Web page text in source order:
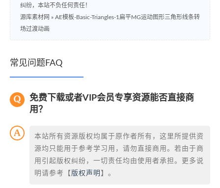
纠纷，本站不负任何责任！
源库素材网 » AE模板-Basic-Triangles-1扁平MG运动图形三角形线条转
场过渡动画
常见问题FAQ
免费下载或者VIP会员专享资源能否直接商
用？
本站所有资源版权均属于原作者所有，这里所提供资
源均只能用于参考学习用，请勿直接商用。若由于商
用引起版权纠纷，一切责任均由使用者承担。更多说
明请参考【 版权声明 】。